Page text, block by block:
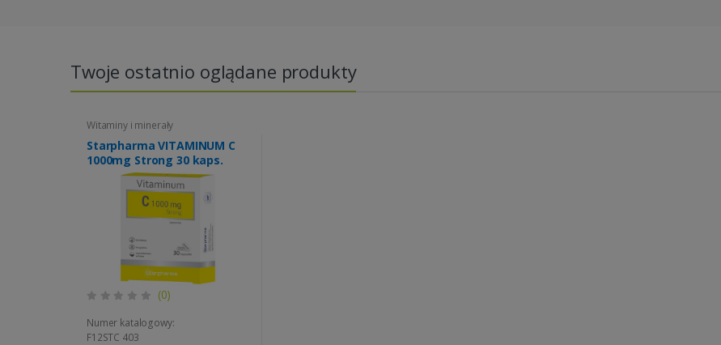
Twoje ostatnio oglądane produkty
Witaminy i minerały
Starpharma VITAMINUM C
1000mg Strong 30 kaps.
(0)
Numer katalogowy:
F12STC 403